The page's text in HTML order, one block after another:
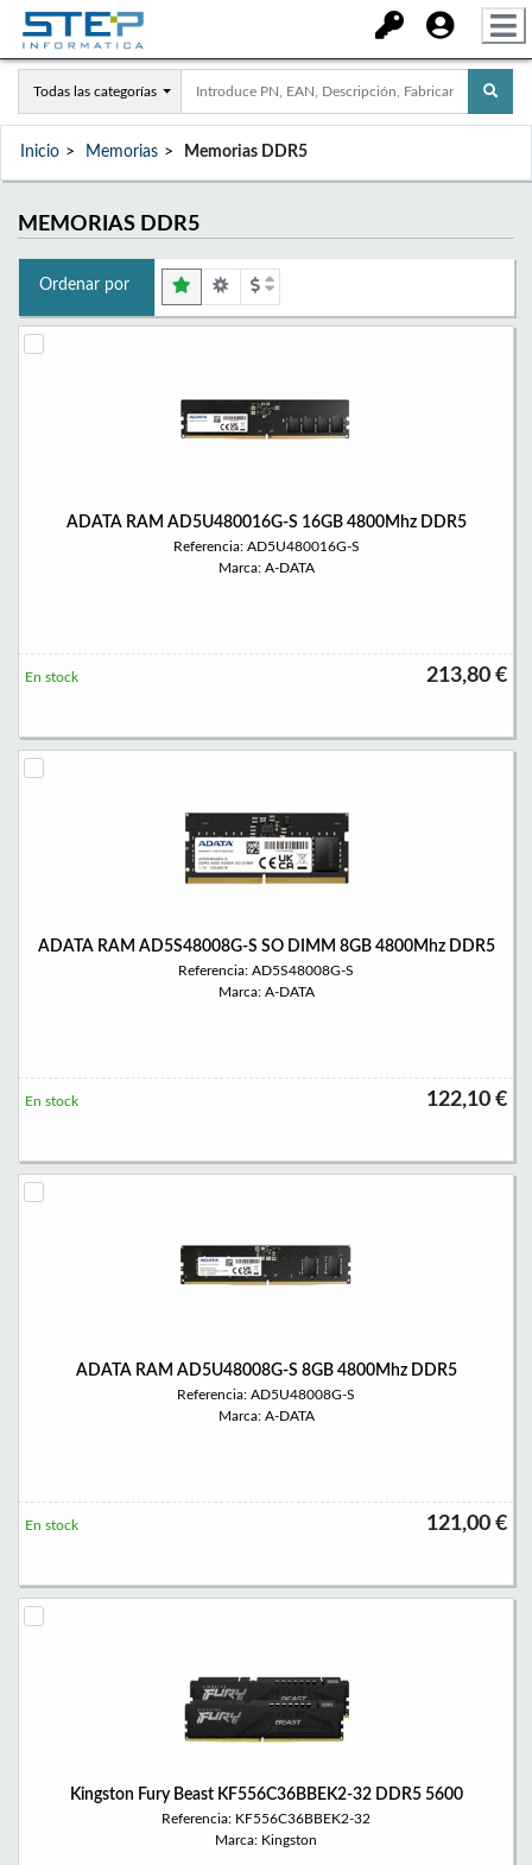
Todas las categorías
Inicio Memorias Memorias DDR5
MEMORIAS DDR5
Ordenar por
ADATA RAM AD5U480016G-S 16GB 4800Mhz DDR5
Referencia: AD5U480016G-S
Marca: A-DATA
213,80 €
En stock
ADATA RAM AD5S48008G-S SO DIMM 8GB 4800Mhz DDR5
Referencia: AD5S48008G-S
Marca: A-DATA
122,10 €
En stock
ADATA RAM AD5U48008G-S 8GB 4800Mhz DDR5
Referencia: AD5U48008G-S
Marca: A-DATA
121,00 €
En stock
Kingston Fury Beast KF556C36BBEK2-32 DDR5 5600
Referencia: KF556C36BBEK2-32
Marca: Kingston